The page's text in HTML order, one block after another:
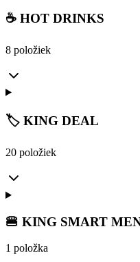
☕ HOT DRINKS
8 položiek
🏷️ KING DEAL
20 položiek
🍔 KING SMART
1 položka